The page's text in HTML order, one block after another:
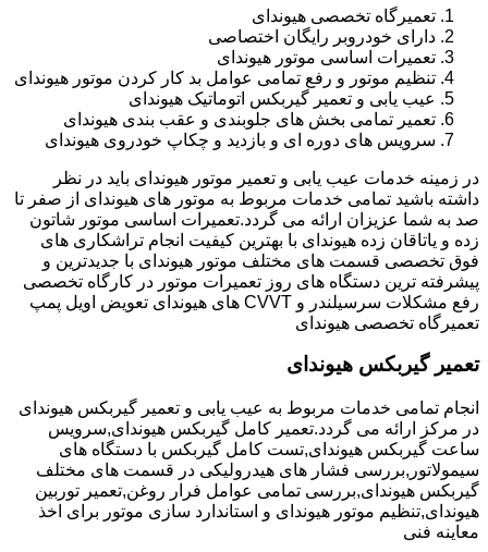
تعمیرگاه تخصصی هیوندای
دارای خودروبر رایگان اختصاصی
تعمیرات اساسی موتور هیوندای
تنظیم موتور و رفع تمامی عوامل بد کار کردن موتور هیوندای
عیب یابی و تعمیر گیربکس اتوماتیک هیوندای
تعمیر تمامی بخش های جلوبندی و عقب بندی هیوندای
سرویس های دوره ای و بازدید و چکاپ خودروی هیوندای
در زمینه خدمات عیب یابی و تعمیر موتور هیوندای باید در نظر
داشته باشید تمامی خدمات مربوط به موتور های هیوندای از صفر تا
صد به شما عزیزان ارائه می گردد.تعمیرات اساسی موتور شاتون
زده و یاتاقان زده هیوندای با بهترین کیفیت انجام تراشکاری های
فوق تخصصی قسمت های مختلف موتور هیوندای با جدیدترین و
پیشرفته ترین دستگاه های روز تعمیرات موتور در کارگاه تخصصی
رفع مشکلات سرسیلندر و CVVT های هیوندای تعویض اویل پمپ
تعمیرگاه تخصصی هیوندای
تعمیر گیربکس هیوندای
انجام تمامی خدمات مربوط به عیب یابی و تعمیر گیربکس هیوندای
در مرکز ارائه می گردد.تعمیر کامل گیربکس هیوندای,سرویس
ساعت گیربکس هیوندای,تست کامل گیربکس با دستگاه های
سیمولاتور,بررسی فشار های هیدرولیکی در قسمت های مختلف
گیربکس هیوندای,بررسی تمامی عوامل فرار روغن,تعمیر توربین
هیوندای,تنظیم موتور هیوندای و استاندارد سازی موتور برای اخذ
معاینه فنی